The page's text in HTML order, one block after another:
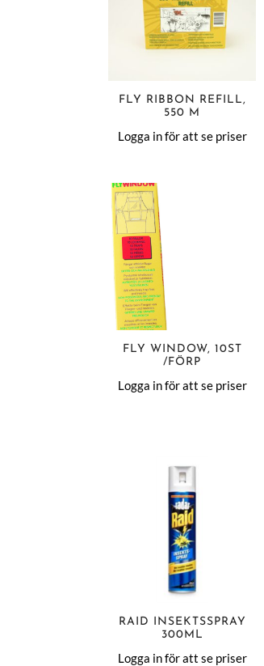
FLY RIBBON REFILL,
550 M
Logga in för att se priser
FLY WINDOW, 10ST
/FÖRP
Logga in för att se priser
RAID INSEKTSSPRAY
300ML
Logga in för att se priser